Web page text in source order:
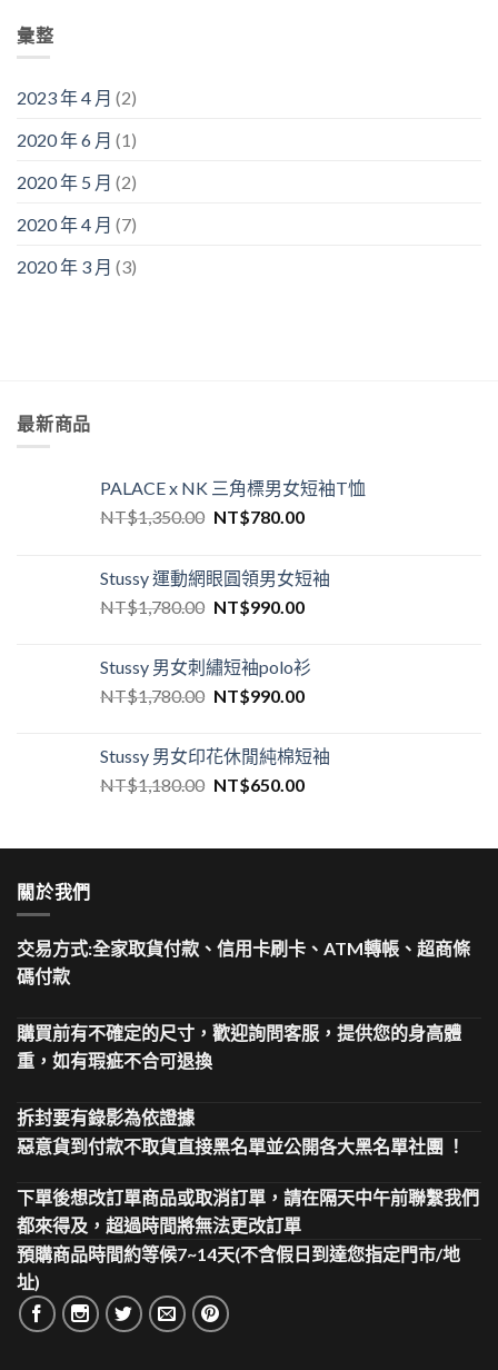
彙整
2023 年 4 月 (2)
2020 年 6 月 (1)
2020 年 5 月 (2)
2020 年 4 月 (7)
2020 年 3 月 (3)
最新商品
PALACE x NK 三角標男女短袖T恤
NT$1,350.00 NT$780.00
Stussy 運動網眼圓領男女短袖
NT$1,780.00 NT$990.00
Stussy 男女刺繡短袖polo衫
NT$1,780.00 NT$990.00
Stussy 男女印花休閒純棉短袖
NT$1,180.00 NT$650.00
關於我們
交易方式:全家取貨付款、信用卡刷卡、ATM轉帳、超商條
碼付款
購買前有不確定的尺寸，歡迎詢問客服，提供您的身高體
重，如有瑕疵不合可退換
拆封要有錄影為依證據
惡意貨到付款不取貨直接黑名單並公開各大黑名單社團 ！
下單後想改訂單商品或取消訂單，請在隔天中午前聯繫我們
都來得及，超過時間將無法更改訂單
預購商品時間約等候7~14天(不含假日到達您指定門市/地
址)